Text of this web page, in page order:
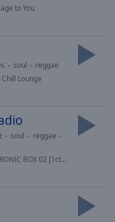
to You
soul
reggae
Lounge
soul
reggae
BOX 02 [1ctm]